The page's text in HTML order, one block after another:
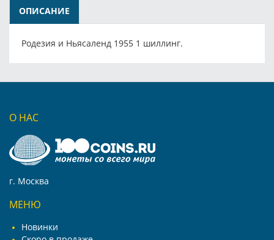
ОПИСАНИЕ
Родезия и Ньясаленд 1955 1 шиллинг.
О НАС
г. Москва
МЕНЮ
Новинки